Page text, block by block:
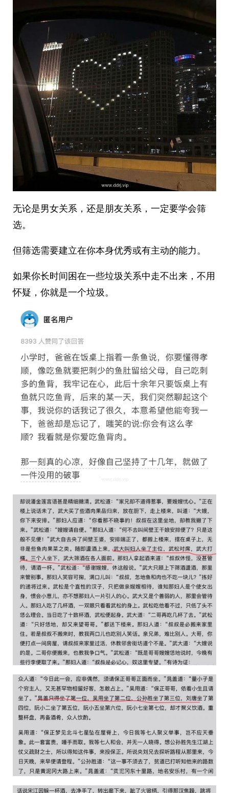
无论是男女关系，还是朋友关系，一定要学会筛
选。
但筛选需要建立在你本身优秀或有主动的能力。
如果你长时间困在一些垃圾关系中走不出来，不用
怀疑，你就是一个垃圾。 ​​​